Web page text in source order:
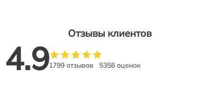
Отзывы клиентов
4.91799 отзывов 5358 оценок